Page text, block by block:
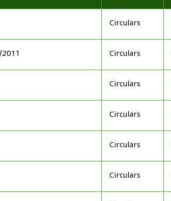
Circulars
Circulars
Circulars
Circulars
Circulars
Circulars